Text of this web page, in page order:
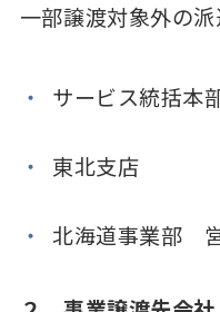
一部譲渡対象外の
サービス統括本
東北支店
北海道事業部